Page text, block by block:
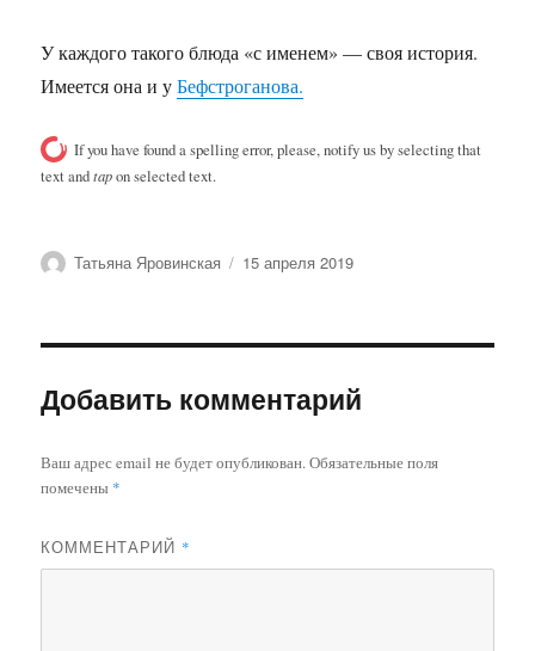
У каждого такого блюда «с именем» — своя история.
Имеется она и уБефстроганова.
If you have found a spelling error, please, notify us by selecting that
text andtapon selected text.
Автор
Татьяна Яровинская Опубликовано
15 апреля 2019
Добавить комментарий
Ваш адрес email не будет опубликован.Обязательные поля
помечены *
КОММЕНТАРИЙ *